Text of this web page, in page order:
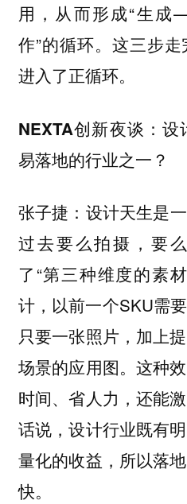
用，从而形成“生
作”的循环。这三步
进入了正循环。
NEXTA创新夜谈：
易落地的行业之一？
张子捷 ：设计天生是
过去要么拍摄，要
了“第三种维度的素
计，以前一个SKU需
只要一张照片，加上
场景的应用图。这种
时间、省人力，还能
话说，设计行业既有
量化的收益，所以落
快。